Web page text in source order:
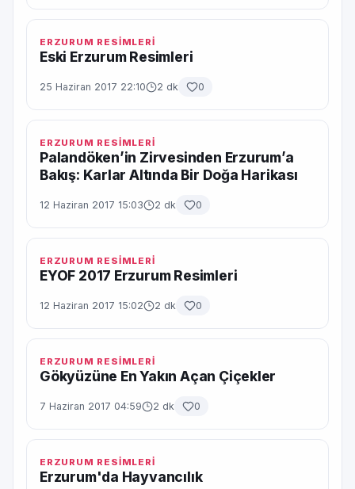
ERZURUM RESİMLERİ
Eski Erzurum Resimleri
25 Haziran 2017 22:10 2 dk 0
ERZURUM RESİMLERİ
Palandöken’in Zirvesinden Erzurum’a
Bakış: Karlar Altında Bir Doğa Harikası
12 Haziran 2017 15:03 2 dk 0
ERZURUM RESİMLERİ
EYOF 2017 Erzurum Resimleri
12 Haziran 2017 15:02 2 dk 0
ERZURUM RESİMLERİ
Gökyüzüne En Yakın Açan Çiçekler
7 Haziran 2017 04:59 2 dk 0
ERZURUM RESİMLERİ
Erzurum'da Hayvancılık